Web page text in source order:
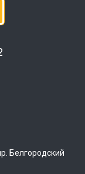
Белгородский